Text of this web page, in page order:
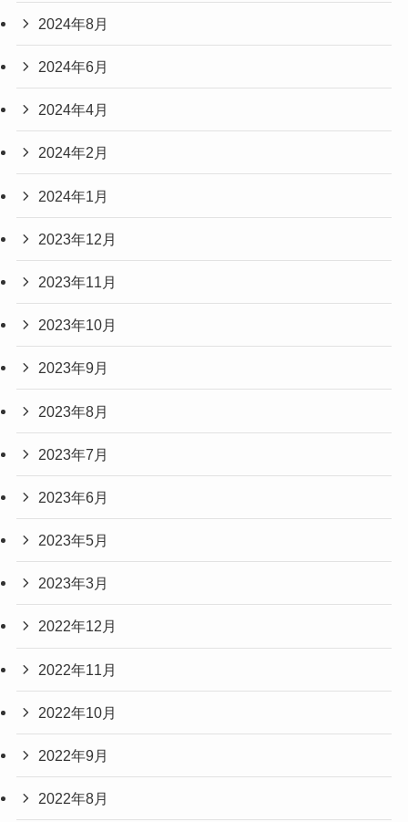
2024年8月
2024年6月
2024年4月
2024年2月
2024年1月
2023年12月
2023年11月
2023年10月
2023年9月
2023年8月
2023年7月
2023年6月
2023年5月
2023年3月
2022年12月
2022年11月
2022年10月
2022年9月
2022年8月